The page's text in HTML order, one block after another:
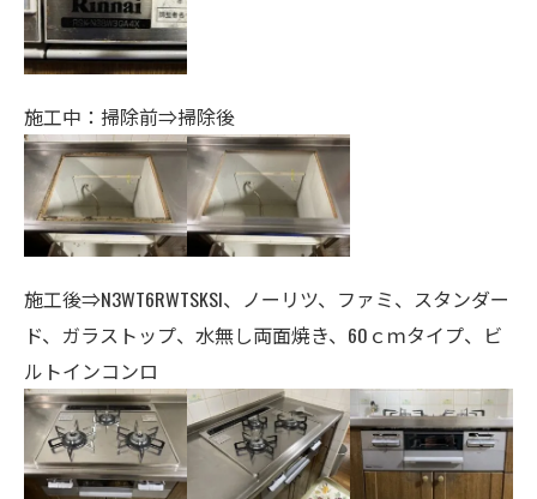
施工中：掃除前⇒掃除後
施工後⇒N3WT6RWTSKSI、ノーリツ、ファミ、スタンダー
ド、ガラストップ、 水無し両面焼き、60 ｃｍタイプ、ビ
ルトインコンロ